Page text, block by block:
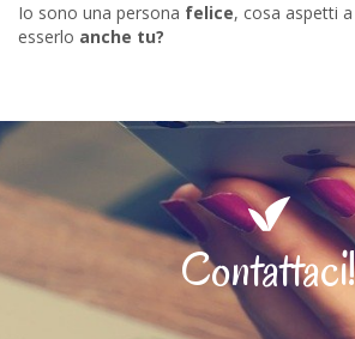
Io sono una persona felice, cosa aspetti
esserlo anche tu?
Contattaci!